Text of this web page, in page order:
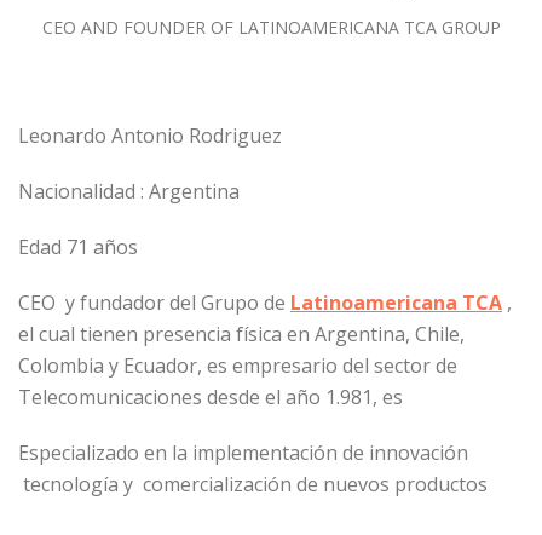
CEO AND FOUNDER OF LATINOAMERICANA TCA GROUP
Leonardo Antonio Rodriguez
Nacionalidad : Argentina
Edad 71 años
CEO y fundador del Grupo de Latinoamericana TCA ,
el cual tienen presencia física en Argentina, Chile,
Colombia y Ecuador, es empresario del sector de
Telecomunicaciones desde el año 1.981, es
Especializado en la implementación de innovación
tecnología y comercialización de nuevos productos